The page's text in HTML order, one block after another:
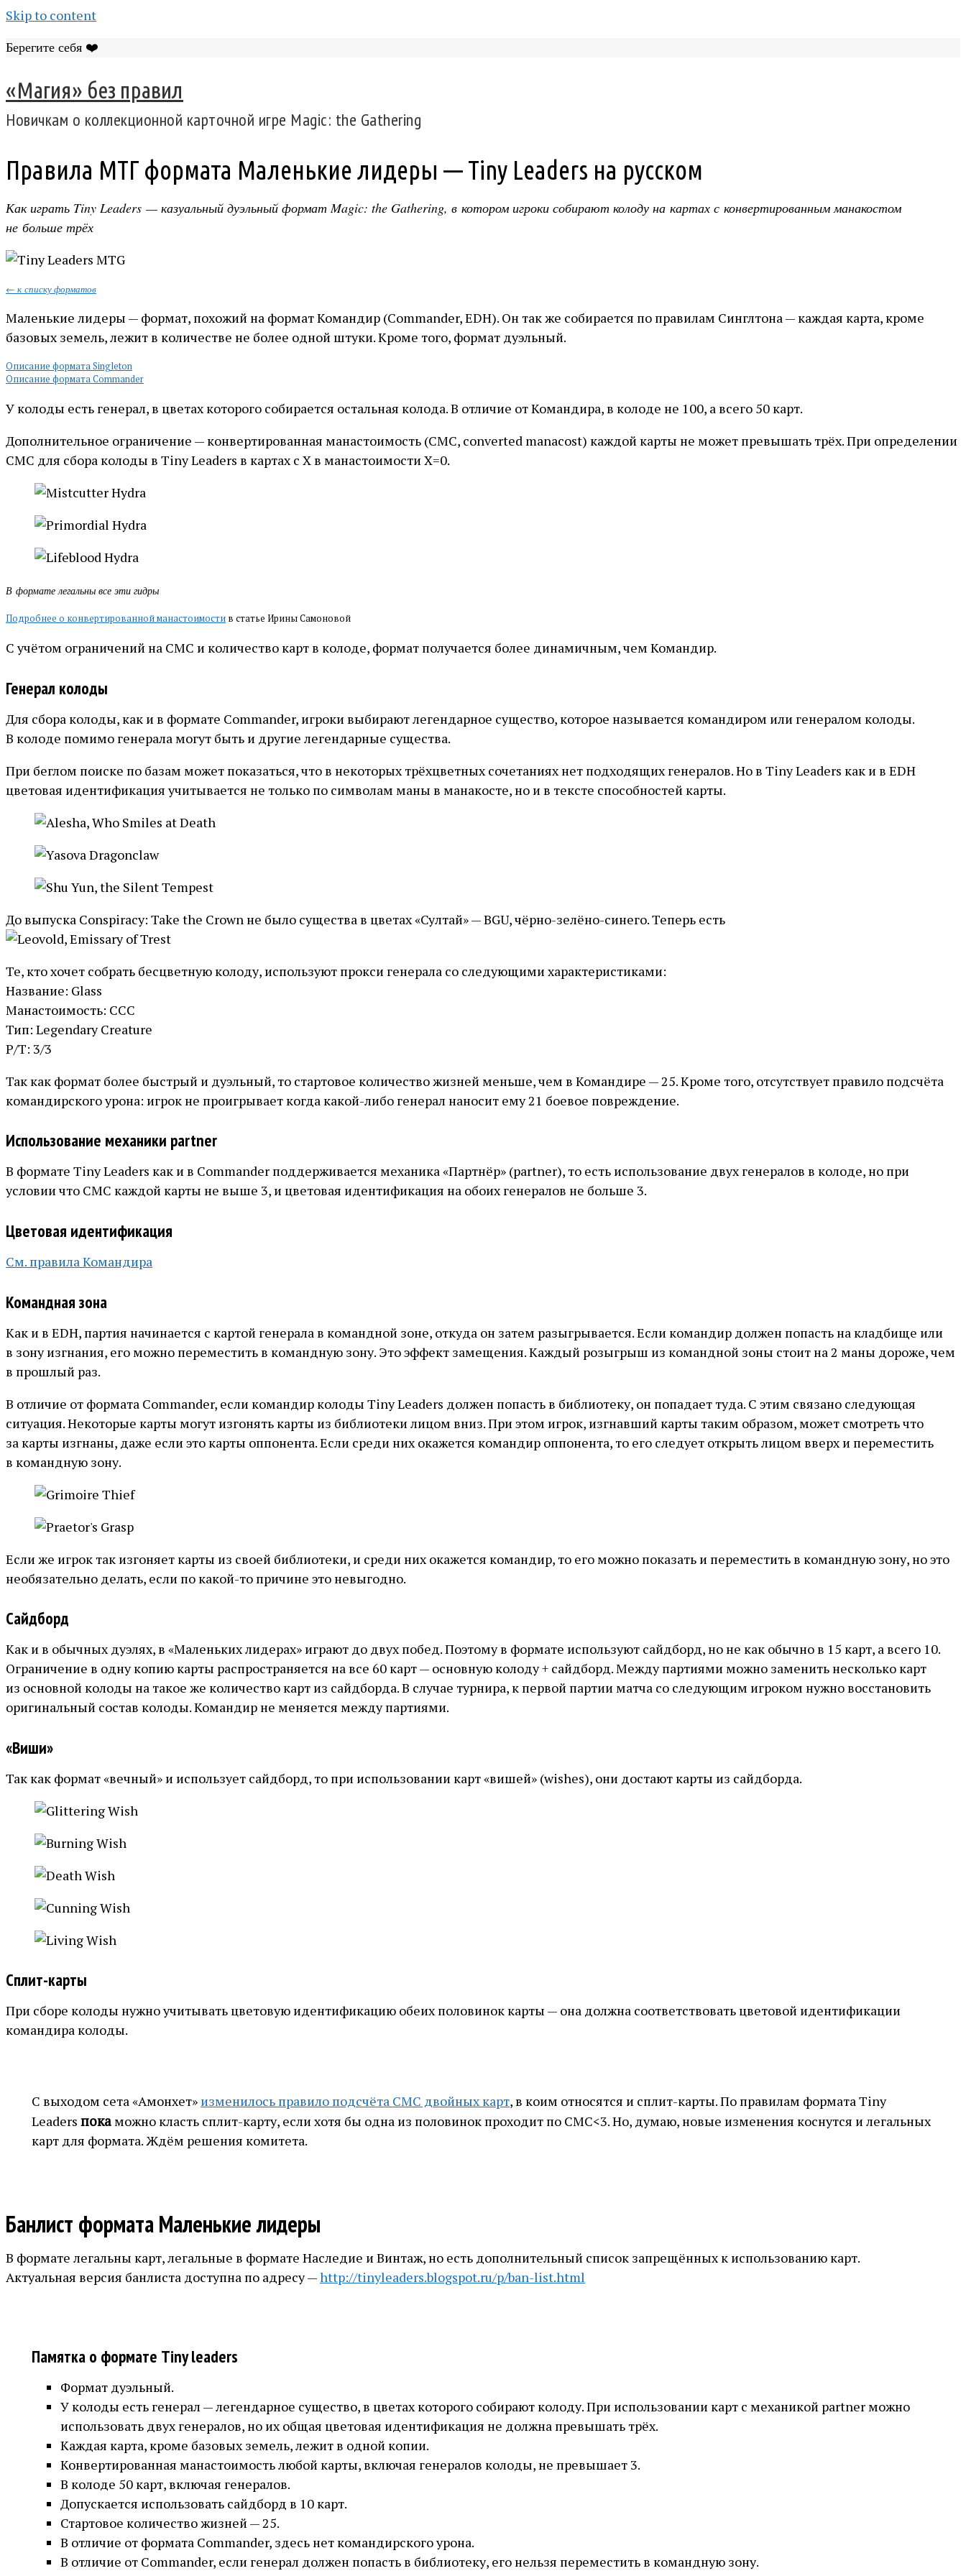
Skip to content
Берегите себя ❤️
«Магия» без правил
Новичкам о коллекционной карточной игре Magic: the Gathering
Правила МТГ формата Маленькие лидеры — Tiny Leaders на русском
Как играть Tiny Leaders — казуальный дуэльный формат Magic: the Gathering, в котором игроки собирают колоду на картах с конвертированным манакостом
не больше трёх
← к списку форматов
Маленькие лидеры — формат, похожий на формат Командир (Commander, EDH). Он так же собирается по правилам Cинглтона — каждая карта, кроме
базовых земель, лежит в количестве не более одной штуки. Кроме того, формат дуэльный.
Описание формата Singleton
Описание формата Commander
У колоды есть генерал, в цветах которого собирается остальная колода. В отличие от Командира, в колоде не 100, а всего 50 карт.
Дополнительное ограничение — конвертированная манастоимость (CMC, converted manacost) каждой карты не может превышать трёх. При определении
СМС для сбора колоды в Tiny Leaders в картах с Х в манастоимости Х=0.
В формате легальны все эти гидры
Подробнее о конвертированной манастоимости в статье Ирины Самоновой
С учётом ограничений на СМС и количество карт в колоде, формат получается более динамичным, чем Командир.
Генерал колоды
Для сбора колоды, как и в формате Commander, игроки выбирают легендарное существо, которое называется командиром или генералом колоды.
В колоде помимо генерала могут быть и другие легендарные существа.
При беглом поиске по базам может показаться, что в некоторых трёхцветных сочетаниях нет подходящих генералов. Но в Tiny Leaders как и в EDH
цветовая идентификация учитывается не только по символам маны в манакосте, но и в тексте способностей карты.
До выпуска Conspiracy: Take the Crown не было существа в цветах «Султай» — BGU, чёрно-зелёно-синего. Теперь есть
Те, кто хочет собрать бесцветную колоду, используют прокси генерала со следующими характеристиками:
Название: Glass
Манастоимость: CCC
Тип: Legendary Creature
Р/Т: 3/3
Так как формат более быстрый и дуэльный, то стартовое количество жизней меньше, чем в Командире — 25. Кроме того, отсутствует правило подсчёта
командирского урона: игрок не проигрывает когда какой-либо генерал наносит ему 21 боевое повреждение.
Использование механики partner
В формате Tiny Leaders как и в Commander поддерживается механика «Партнёр» (partner), то есть использование двух генералов в колоде, но при
условии что СМС каждой карты не выше 3, и цветовая идентификация на обоих генералов не больше 3.
Цветовая идентификация
См. правила Командира
Командная зона
Как и в EDH, партия начинается с картой генерала в командной зоне, откуда он затем разыгрывается. Если командир должен попасть на кладбище или
в зону изгнания, его можно переместить в командную зону. Это эффект замещения. Каждый розыгрыш из командной зоны стоит на 2 маны дороже, чем
в прошлый раз.
В отличие от формата Commander, если командир колоды Tiny Leaders должен попасть в библиотеку, он попадает туда. С этим связано следующая
ситуация. Некоторые карты могут изгонять карты из библиотеки лицом вниз. При этом игрок, изгнавший карты таким образом, может смотреть что
за карты изгнаны, даже если это карты оппонента. Если среди них окажется командир оппонента, то его следует открыть лицом вверх и переместить
в командную зону.
Если же игрок так изгоняет карты из своей библиотеки, и среди них окажется командир, то его можно показать и переместить в командную зону, но это
необязательно делать, если по какой-то причине это невыгодно.
Сайдборд
Как и в обычных дуэлях, в «Маленьких лидерах» играют до двух побед. Поэтому в формате используют сайдборд, но не как обычно в 15 карт, а всего 10.
Ограничение в одну копию карты распространяется на все 60 карт — основную колоду + сайдборд. Между партиями можно заменить несколько карт
из основной колоды на такое же количество карт из сайдборда. В случае турнира, к первой партии матча со следующим игроком нужно восстановить
оригинальный состав колоды. Командир не меняется между партиями.
«Виши»
Так как формат «вечный» и использует сайдборд, то при использовании карт «вишей» (wishes), они достают карты из сайдборда.
Сплит-карты
При сборе колоды нужно учитывать цветовую идентификацию обеих половинок карты — она должна соответствовать цветовой идентификации
командира колоды.
С выходом сета «Амонхет» изменилось правило подсчёта СМС двойных карт, в коим относятся и сплит-карты. По правилам формата Tiny
Leaders покаможно класть сплит-карту, если хотя бы одна из половинок проходит по СМС<3. Но, думаю, новые изменения коснутся и легальных
карт для формата. Ждём решения комитета.
Банлист формата Маленькие лидеры
В формате легальны карт, легальные в формате Наследие и Винтаж, но есть дополнительный список запрещённых к использованию карт.
Актуальная версия банлиста доступна по адресу —http://tinyleaders.blogspot.ru/p/ban-list.html
Памятка о формате Tiny leaders
Формат дуэльный.
У колоды есть генерал — легендарное существо, в цветах которого собирают колоду. При использовании карт с механикой partner можно
использовать двух генералов, но их общая цветовая идентификация не должна превышать трёх.
Каждая карта, кроме базовых земель, лежит в одной копии.
Конвертированная манастоимость любой карты, включая генералов колоды, не превышает 3.
В колоде 50 карт, включая генералов.
Допускается использовать сайдборд в 10 карт.
Стартовое количество жизней — 25.
В отличие от формата Commander, здесь нет командирского урона.
В отличие от Commander, если генерал должен попасть в библиотеку, его нельзя переместить в командную зону.